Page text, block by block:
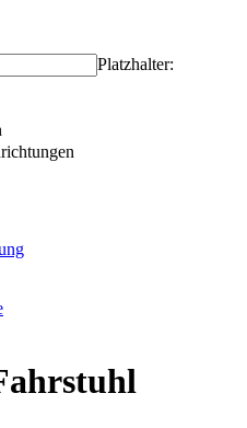
Platzhalter: